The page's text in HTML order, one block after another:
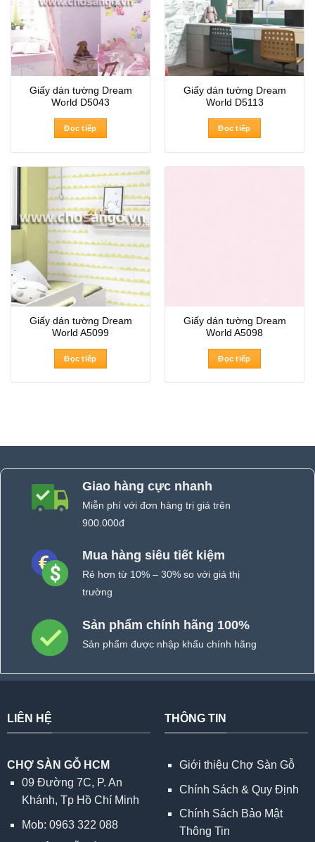
Giấy dán tường Dream
World D5043
Đọc tiếp
Giấy dán tường Dream
World D5113
Đọc tiếp
Giấy dán tường Dream
World A5099
Đọc tiếp
Giấy dán tường Dream
World A5098
Đọc tiếp
Giao hàng cực nhanh
Miễn phí với đơn hàng trị giá trên
900.000đ
Mua hàng siêu tiết kiệm
Rẻ hơn từ 10% – 30% so với giá thị
trường
Sản phẩm chính hãng 100%
Sản phẩm được nhập khẩu chính hãng
LIÊN HỆ
CHỢ SÀN GỖ HCM
09 Đường 7C, P. An
Khánh, Tp Hồ Chí Minh
Mob: 0963 322 088
THÔNG TIN
Giới thiệu Chợ Sàn Gỗ
Chính Sách & Quy Định
Chính Sách Bảo Mật
Thông Tin